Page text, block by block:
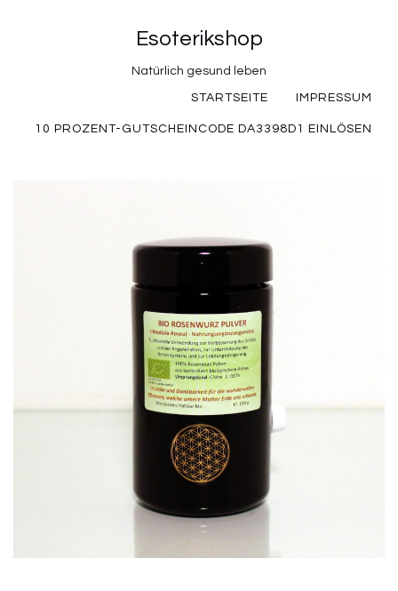
Esoterikshop
Natürlich gesund leben
STARTSEITE IMPRESSUM
10 PROZENT-GUTSCHEINCODE DA3398D1 EINLÖSEN